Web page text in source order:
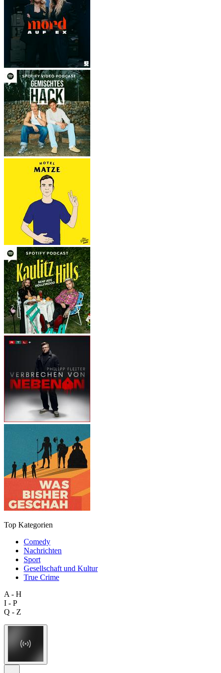
Top Kategorien
Comedy
Nachrichten
Sport
Gesellschaft und Kultur
True Crime
A - H
I - P
Q - Z